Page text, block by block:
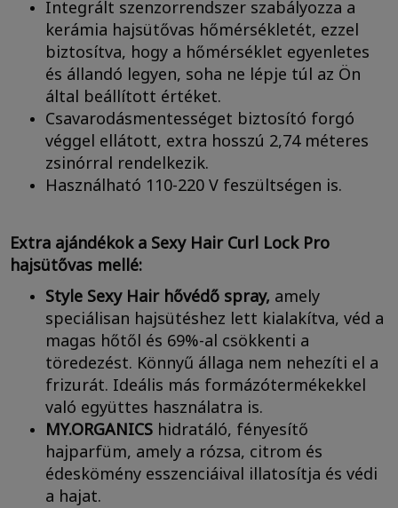
Integrált szenzorrendszer szabályozza a
kerámia hajsütővas hőmérsékletét, ezzel
biztosítva, hogy a hőmérséklet egyenletes
és állandó legyen, soha ne lépje túl az Ön
által beállított értéket.
Csavarodásmentességet biztosító forgó
véggel ellátott, extra hosszú 2,74 méteres
zsinórral rendelkezik.
Használható 110-220 V feszültségen is.
Extra ajándékok a Sexy Hair Curl Lock Pro
hajsütővas mellé:
Style Sexy Hair hővédő spray, amely
speciálisan hajsütéshez lett kialakítva, véd a
magas hőtől és 69%-al csökkenti a
töredezést. Könnyű állaga nem nehezíti el a
frizurát. Ideális más formázótermékekkel
való együttes használatra is.
MY.ORGANICS hidratáló, fényesítő
hajparfüm, amely a rózsa, citrom és
édeskömény esszenciáival illatosítja és védi
a hajat.